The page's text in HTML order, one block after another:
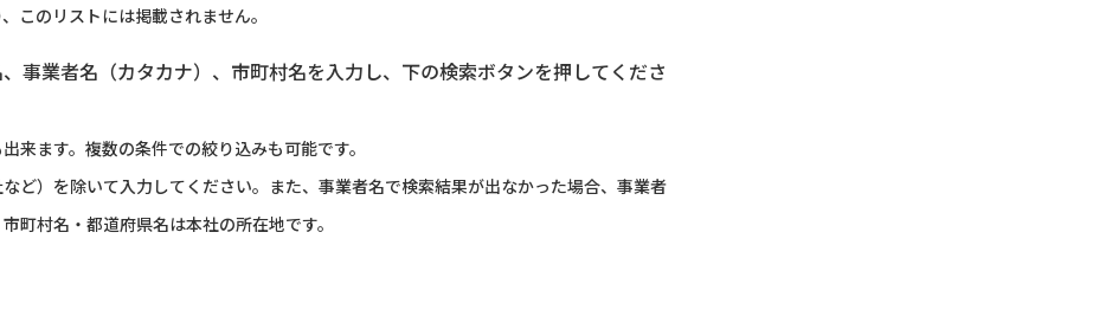
このリストには掲載されません。
事業者名（カタカナ）、市町村名を入力し、下の検索ボタンを押してくださ
来ます。複数の条件での絞り込みも可能です。
ど）を除いて入力してください。また、事業者名で検索結果が出なかった場合、事業者
町村名・都道府県名は本社の所在地です。